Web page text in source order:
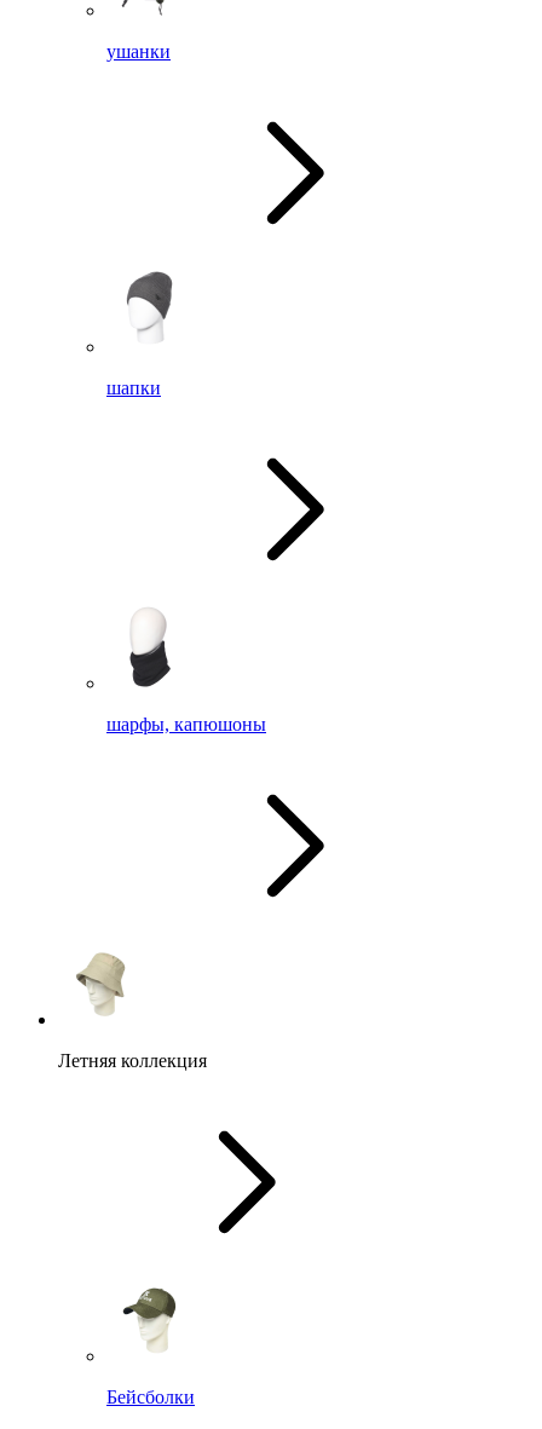
ушанки
шапки
шарфы, капюшоны
Летняя коллекция
Бейсболки